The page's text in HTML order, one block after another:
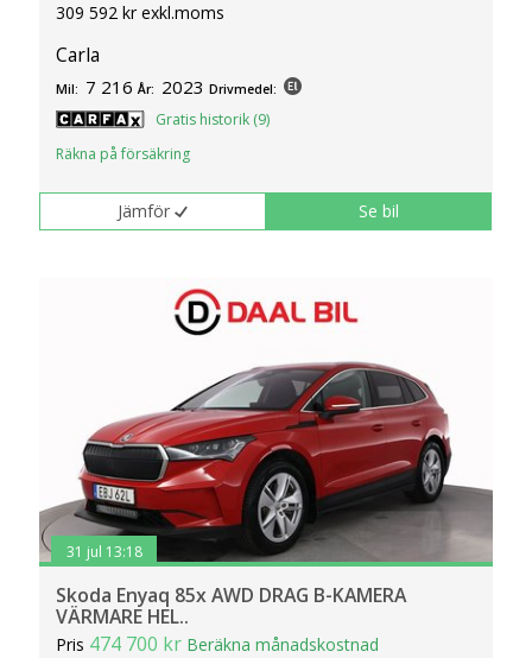
klickar du på Anpassa. Du kan alltid ändra dina
inställningar för cookies.
309 592 kr exkl.moms
Carla
Mil: 7 216 År: 2023 Drivmedel:
Gratis historik (9)
Räkna på försäkring
Jämför Se bil
31 jul 13:18
Skoda Enyaq 85x AWD DRAG B-KAMERA
VÄRMARE HEL..
Pris 474 700 kr Beräkna månadskostnad